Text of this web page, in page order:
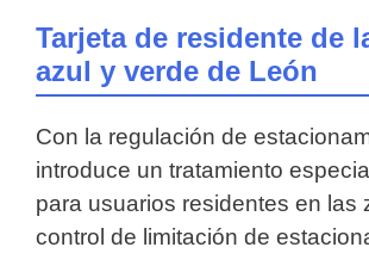
Tarjeta de residente de
azul y verde de León
Con la regulación de
introduce un tratamiento
para usuarios residentes en las
control de limitación de